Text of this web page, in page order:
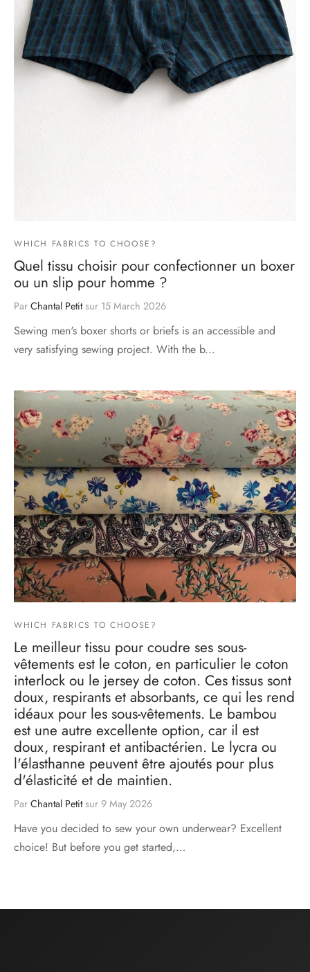
WHICH FABRICS TO CHOOSE?
Quel tissu choisir pour confectionner un boxer
ou un slip pour homme ?
Par Chantal Petitsur 15 March 2026
Sewing men's boxer shorts or briefs is an accessible and
very satisfying sewing project. With the b...
WHICH FABRICS TO CHOOSE?
Le meilleur tissu pour coudre ses sous-
vêtements est le coton, en particulier le coton
interlock ou le jersey de coton. Ces tissus sont
doux, respirants et absorbants, ce qui les rend
idéaux pour les sous-vêtements. Le bambou
est une autre excellente option, car il est
doux, respirant et antibactérien. Le lycra ou
l'élasthanne peuvent être ajoutés pour plus
d'élasticité et de maintien.
Par Chantal Petitsur 9 May 2026
Have you decided to sew your own underwear? Excellent
choice! But before you get started,…